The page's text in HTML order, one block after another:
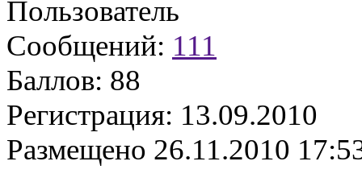
Пользователь
Сообщений: 111
Баллов: 88
Регистрация: 13.09.2010
Размещено 26.11.2010